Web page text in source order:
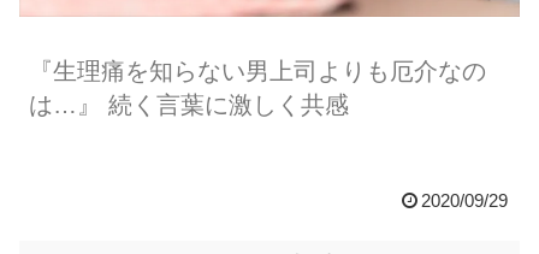
『生理痛を知らない男上司よりも厄介なの
は…』 続く言葉に激しく共感
2020/09/29